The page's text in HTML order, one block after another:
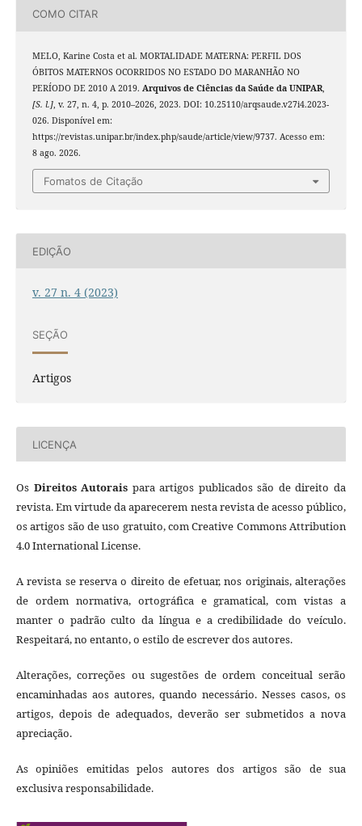
COMO CITAR
MELO, Karine Costa et al. MORTALIDADE MATERNA: PERFIL DOS
ÓBITOS MATERNOS OCORRIDOS NO ESTADO DO MARANHÃO NO
PERÍODO DE 2010 A 2019. Arquivos de Ciências da Saúde da UNIPAR,
[S. l.], v. 27, n. 4, p. 2010–2026, 2023. DOI: 10.25110/arqsaude.v27i4.2023-
026. Disponível em:
https://revistas.unipar.br/index.php/saude/article/view/9737. Acesso em:
8 ago. 2026.
Fomatos de Citação
EDIÇÃO
v. 27 n. 4 (2023)
SEÇÃO
Artigos
LICENÇA
Os Direitos Autorais para artigos publicados são de direito da
revista. Em virtude da aparecerem nesta revista de acesso público,
os artigos são de uso gratuito, com Creative Commons Attribution
4.0 International License.
A revista se reserva o direito de efetuar, nos originais, alterações
de ordem normativa, ortográfica e gramatical, com vistas a
manter o padrão culto da língua e a credibilidade do veículo.
Respeitará, no entanto, o estilo de escrever dos autores.
Alterações, correções ou sugestões de ordem conceitual serão
encaminhadas aos autores, quando necessário. Nesses casos, os
artigos, depois de adequados, deverão ser submetidos a nova
apreciação.
As opiniões emitidas pelos autores dos artigos são de sua
exclusiva responsabilidade.